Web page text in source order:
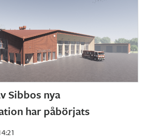
Sibbos nya
har påbörjats